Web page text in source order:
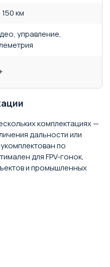
км
управление,
комплектациях —
дальности или
по
для FPV-гонок,
и промышленных